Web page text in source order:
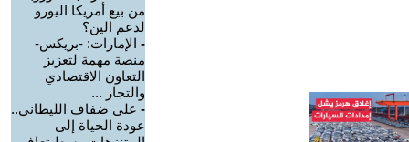
من بيع أمريكا اليورو
لدعم الين؟
- الإمارات: -بريكس-
منصة مهمة لتعزيز
التعاون الاقتصادي
والتجار ...
- على ضفاف الليطاني..
عودة الحياة إلى